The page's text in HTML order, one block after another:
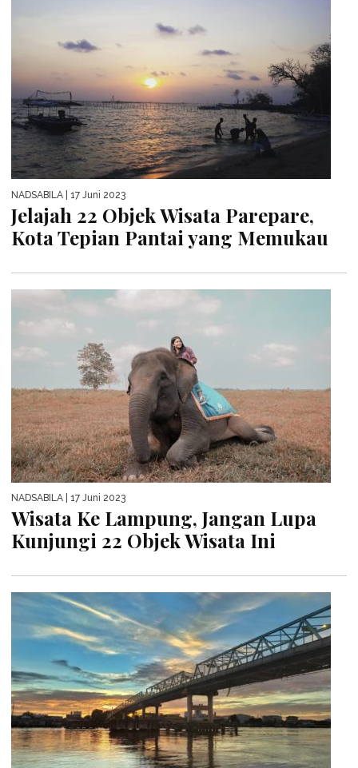
NADSABILA | 17 Juni 2023
Jelajah 22 Objek Wisata Parepare,
Kota Tepian Pantai yang Memukau
NADSABILA | 17 Juni 2023
Wisata Ke Lampung, Jangan Lupa
Kunjungi 22 Objek Wisata Ini